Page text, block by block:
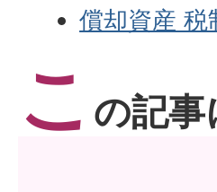
償却資産
こ の記事